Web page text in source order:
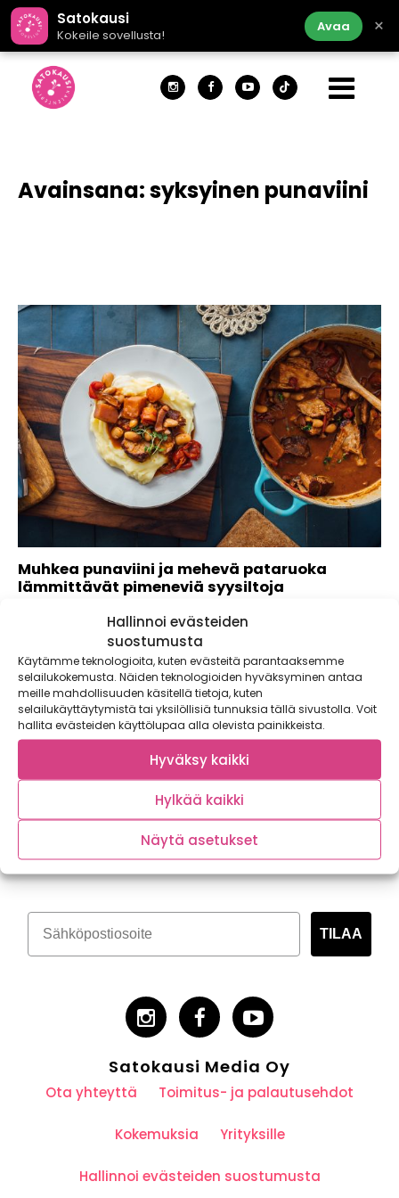
Hallinnoi evästeiden
suostumusta
Käytämme teknologioita, kuten evästeitä parantaaksemme
selailukokemusta. Näiden teknologioiden hyväksyminen antaa
meille mahdollisuuden käsitellä tietoja, kuten
selailukäyttäytymistä tai yksilöllisiä tunnuksia tällä sivustolla. Voit
hallita evästeiden käyttölupaa alla olevista painikkeista.
Hyväksy kaikki
Hylkää kaikki
Näytä asetukset
Satokausi
Kokeile sovellusta!
Avaa ×
Avainsana:syksyinen punaviini
Muhkea punaviini ja mehevä pataruoka
lämmittävät pimeneviä syysiltoja
Lokakuun pimeät syysillat muuttuvat mukaviksi, kun nostat
pöytään höyryävän pataruoan, joka on saanut...
Tilaa kasvispitoinen uutiskirje
TILAA
Satokausi Media Oy
Ota yhteyttä Toimitus- ja palautusehdot
Kokemuksia Yrityksille
Hallinnoi evästeiden suostumusta